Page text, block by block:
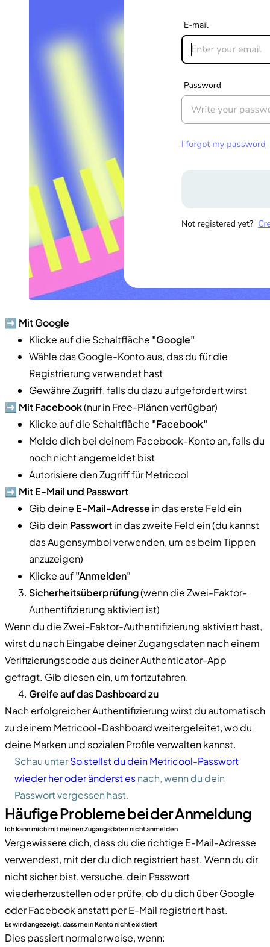
➡️ Mit Google
Klicke auf die Schaltfläche "Google"
Wähle das Google-Konto aus, das du für die
Registrierung verwendet hast
Gewähre Zugriff, falls du dazu aufgefordert wirst
➡️ Mit Facebook(nur in Free-Plänen verfügbar)
Klicke auf die Schaltfläche "Facebook"
Melde dich bei deinem Facebook-Konto an, falls du
noch nicht angemeldet bist
Autorisiere den Zugriff für Metricool
➡️ Mit E-Mail und Passwort
Gib deine E-Mail-Adresse in das erste Feld ein
Gib deinPasswortin das zweite Feld ein (du kannst
das Augensymbol verwenden, um es beim Tippen
anzuzeigen)
Klicke auf"Anmelden"
Sicherheitsüberprüfung(wenn die Zwei-Faktor-
Authentifizierung aktiviert ist)
Wenn du die Zwei-Faktor-Authentifizierung aktiviert hast,
wirst du nach Eingabe deiner Zugangsdaten nach einem
Verifizierungscode aus deiner Authenticator-App
gefragt. Gib diesen ein, um fortzufahren.
Greife auf das Dashboard zu
Nach erfolgreicher Authentifizierung wirst du automatisch
zu deinem Metricool-Dashboard weitergeleitet, wo du
deine Marken und sozialen Profile verwalten kannst.
Schau unterSo stellst du dein Metricool-Passwort
wieder her oder änderst esnach, wenn du dein
Passwort vergessen hast.
Häufige Probleme bei der Anmeldung
Ich kann mich mit meinen Zugangsdaten nicht anmelden
Vergewissere dich, dass du die richtige E-Mail-Adresse
verwendest, mit der du dich registriert hast. Wenn du dir
nicht sicher bist, versuche, dein Passwort
wiederherzustellen oder prüfe, ob du dich über Google
oder Facebook anstatt per E-Mail registriert hast.
Es wird angezeigt, dass mein Konto nicht existiert
Dies passiert normalerweise, wenn: